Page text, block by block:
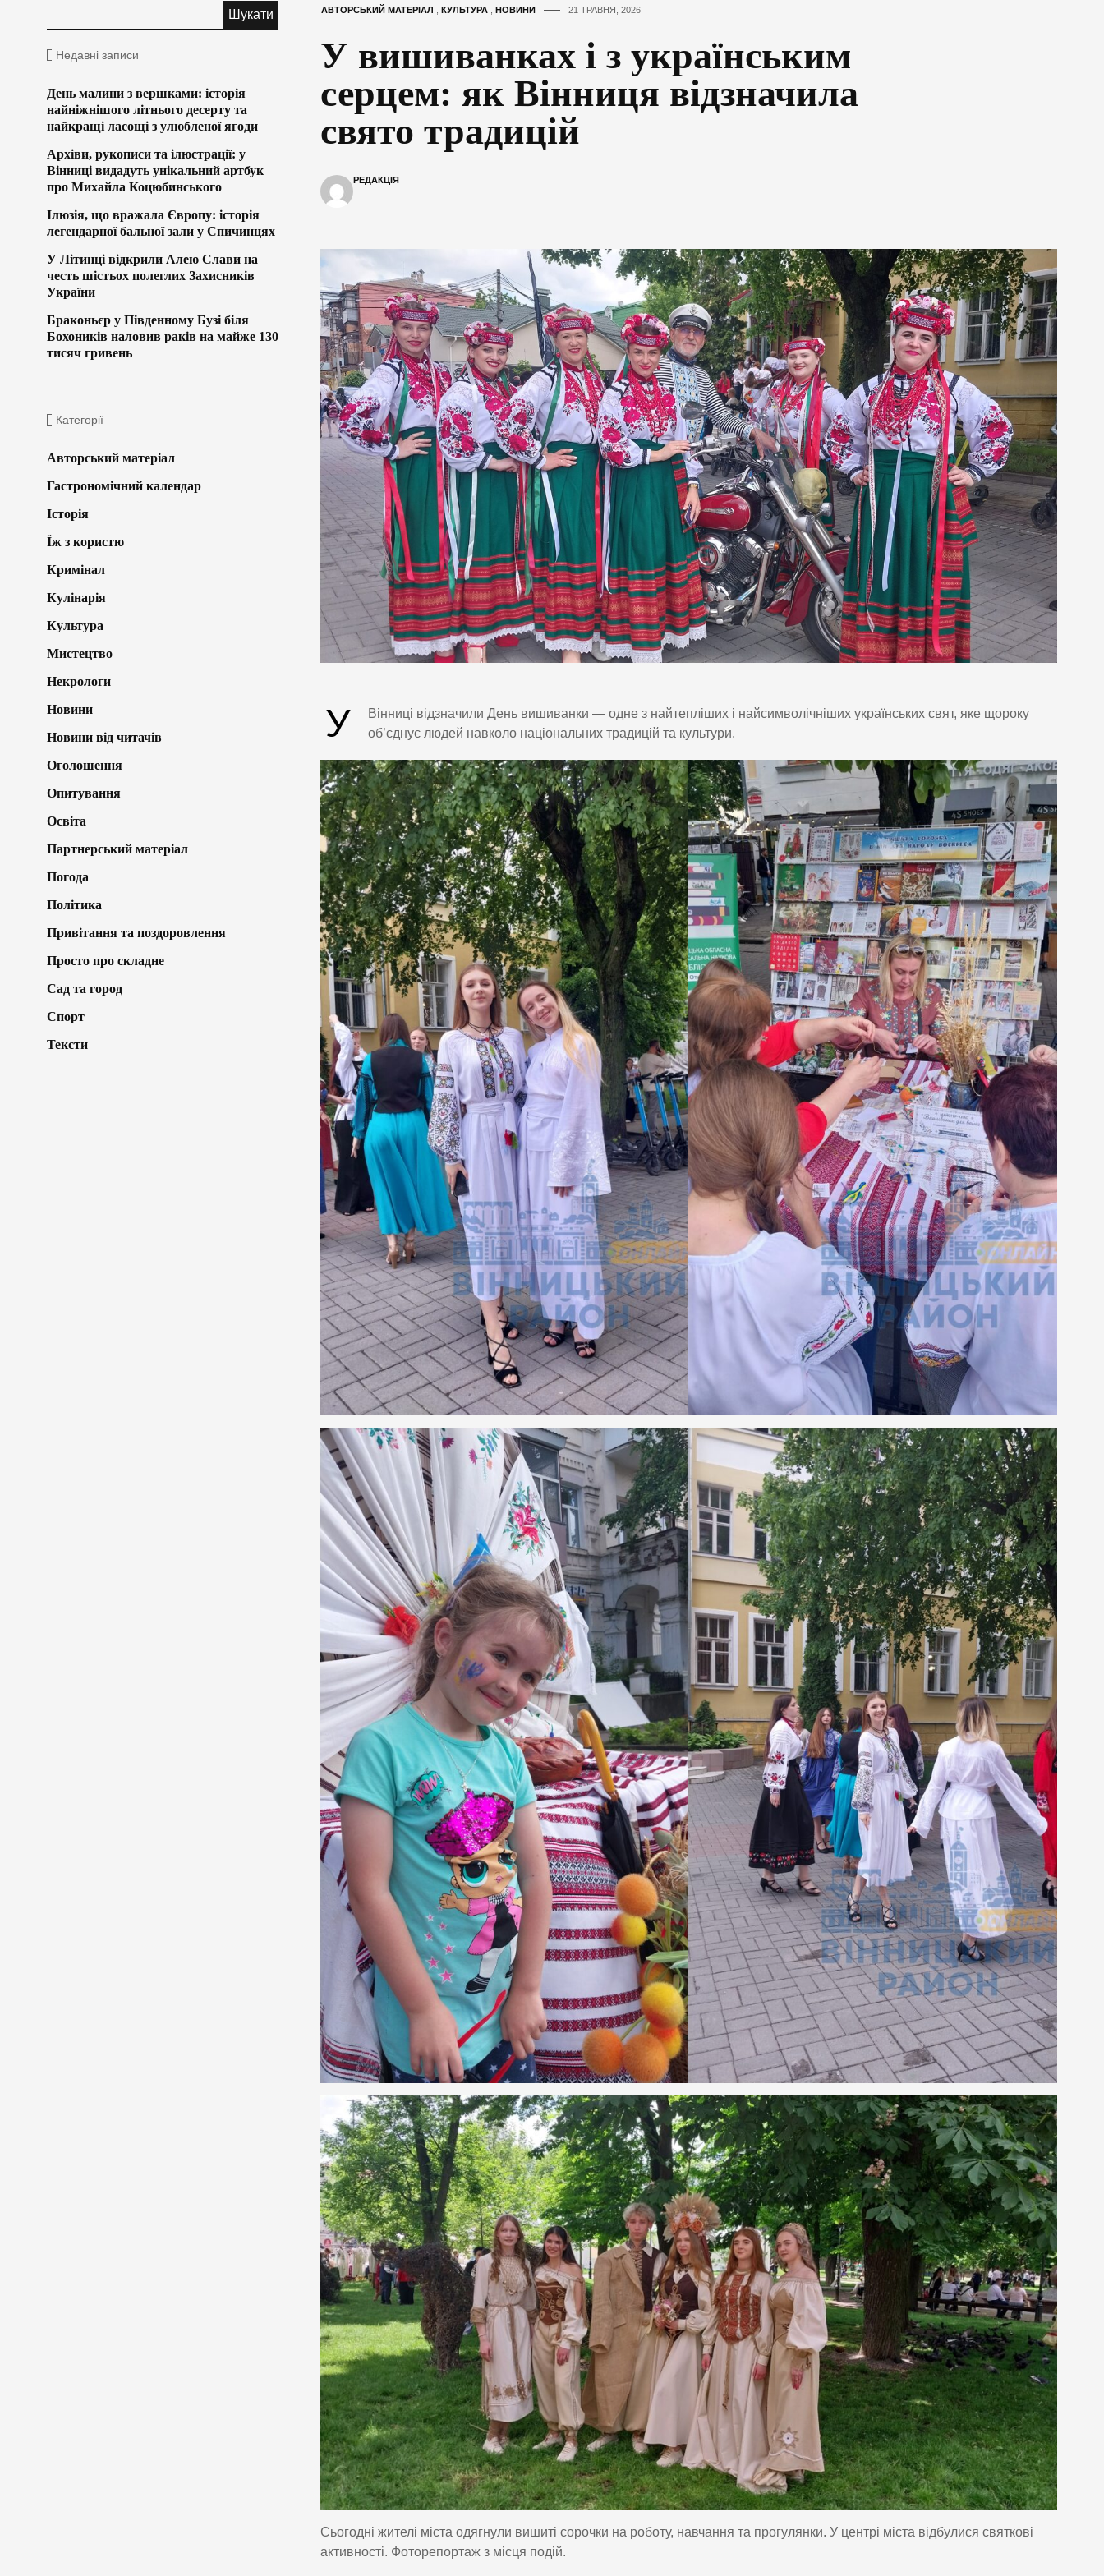
АВТОРСЬКИЙ МАТЕРІАЛ КУЛЬТУРА, НОВИНИ 21 ТРАВНЯ, 2026
У вишиванках і з українським
серцем: як Вінниця відзначила
свято традицій
РЕДАКЦІЯ
У
Вінниці відзначили День вишиванки — одне з найтепліших і найсимволічніших українських свят, яке щороку
об’єднує людей навколо національних традицій та культури.
Сьогодні жителі міста одягнули вишиті сорочки на роботу, навчання та прогулянки. У центрі міста відбулися святкові
активності. Фоторепортаж з місця подій.
Недавні записи
День малини з вершками: історія
найніжнішого літнього десерту та
найкращі ласощі з улюбленої ягоди
Архіви, рукописи та ілюстрації: у
Вінниці видадуть унікальний артбук
про Михайла Коцюбинського
Ілюзія, що вражала Європу: історія
легендарної бальної зали у Спичинцях
У Літинці відкрили Алею Слави на
честь шістьох полеглих Захисників
України
Браконьєр у Південному Бузі біля
Бохоників наловив раків на майже 130
тисяч гривень
Категорії
Авторський матеріал
Гастрономічний календар
Історія
Їж з користю
Кримінал
Кулінарія
Культура
Мистецтво
Некрологи
Новини
Новини від читачів
Оголошення
Опитування
Освіта
Партнерський матеріал
Погода
Політика
Привітання та поздоровлення
Просто про складне
Сад та город
Спорт
Тексти